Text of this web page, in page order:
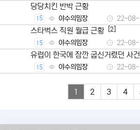
당당치킨 반박 근황
15 야수의밈장 22-08-
스타벅스 직원 월급 근황 [2]
15 야수의밈장 22-08-
유럽이 한국에 잠깐 굽신거렸던 사건
15 야수의밈장 22-08-
1 2 3 4